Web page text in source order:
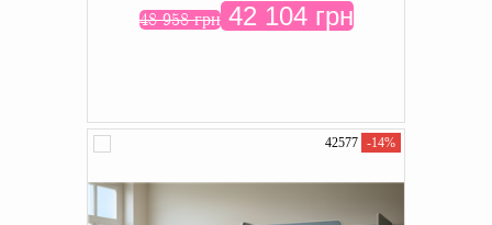
48 958 грн42 104 грн
42577 -14%